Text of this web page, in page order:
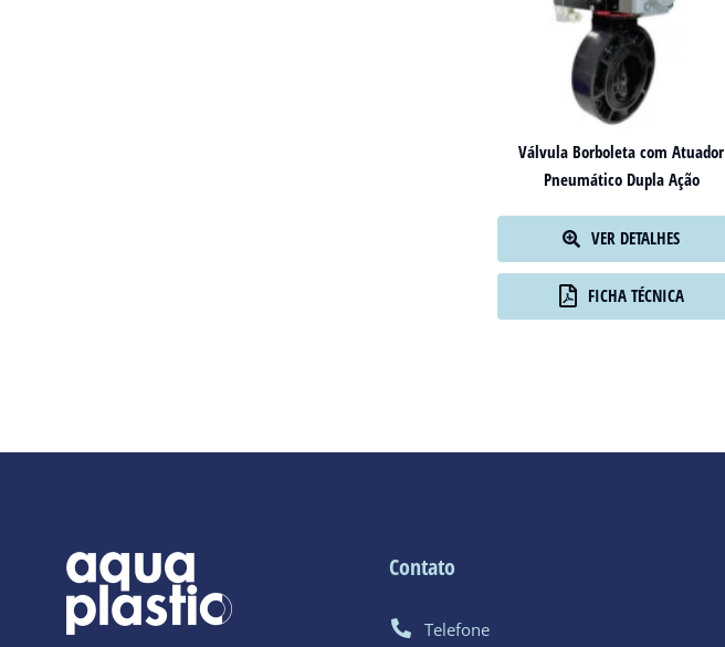
Válvula Borboleta com Atuador
Pneumático Dupla Ação
VER DETALHES
FICHA TÉCNICA
Contato
Telefone